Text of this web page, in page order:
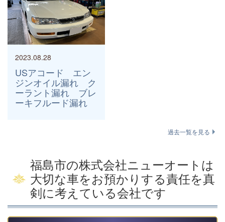
USアコード エン
ジンオイル漏れ ク
ーラント漏れ ブレ
ーキフルード漏れ
2023.08.28
過去一覧を見る
福島市の株式会社ニューオートは
大切な車をお預かりする責任を真
剣に考えている会社です